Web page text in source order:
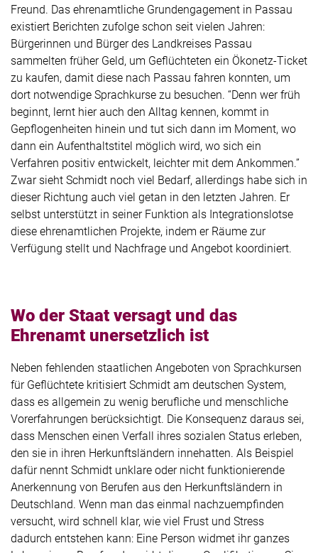
Freund. Das ehrenamtliche Grundengagement in Passau
existiert Berichten zufolge schon seit vielen Jahren:
Bürgerinnen und Bürger des Landkreises Passau
sammelten früher Geld, um Geflüchteten ein Ökonetz-Ticket
zu kaufen, damit diese nach Passau fahren konnten, um
dort notwendige Sprachkurse zu besuchen. “Denn wer früh
beginnt, lernt hier auch den Alltag kennen, kommt in
Gepflogenheiten hinein und tut sich dann im Moment, wo
dann ein Aufenthaltstitel möglich wird, wo sich ein
Verfahren positiv entwickelt, leichter mit dem Ankommen.”
Zwar sieht Schmidt noch viel Bedarf, allerdings habe sich in
dieser Richtung auch viel getan in den letzten Jahren. Er
selbst unterstützt in seiner Funktion als Integrationslotse
diese ehrenamtlichen Projekte, indem er Räume zur
Verfügung stellt und Nachfrage und Angebot koordiniert.
Wo der Staat versagt und das
Ehrenamt unersetzlich ist
Neben fehlenden staatlichen Angeboten von Sprachkursen
für Geflüchtete kritisiert Schmidt am deutschen System,
dass es allgemein zu wenig berufliche und menschliche
Vorerfahrungen berücksichtigt. Die Konsequenz daraus sei,
dass Menschen einen Verfall ihres sozialen Status erleben,
den sie in ihren Herkunftsländern innehatten. Als Beispiel
dafür nennt Schmidt unklare oder nicht funktionierende
Anerkennung von Berufen aus den Herkunftsländern in
Deutschland. Wenn man das einmal nachzuempfinden
versucht, wird schnell klar, wie viel Frust und Stress
dadurch entstehen kann: Eine Person widmet ihr ganzes